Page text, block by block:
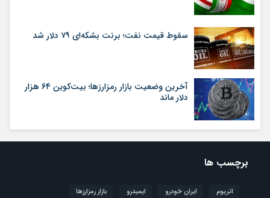
سقوط قیمت نفت؛ برنت بشکه‌ای ۷۹ دلار شد
آخرین وضعیت بازار رمزارزها؛ بیت‌کوین ۶۴ هزار
دلار ماند
برچسب ها
اتریوم ایران خودرو ایمیدرو
بازار رمزارزها